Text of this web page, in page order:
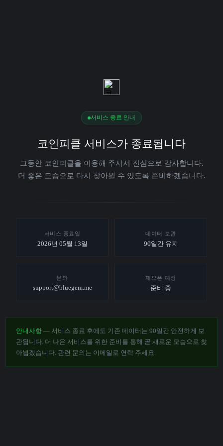
서비스 종료 안내
코인피클 서비스가 종료됩니다
그동안 코인피클을 이용해 주셔서 진심으로 감사합니다.
더 좋은 모습으로 다시 찾아뵐 수 있도록 준비하겠습니다.
서비스 종료일
2026년 05월 13일
데이터 보관
90일간 유지
문의
support@bluegem.me
재오픈 예정
준비 중
안내사항 — 서비스 종료 후에도 기존 데이터는 90일간 안전하게 보
관됩니다. 더 나은 서비스를 위한 준비를 통해 곧 새로운 모습으로 찾
아뵙겠습니다. 관련 문의는 이메일로 연락 주세요.